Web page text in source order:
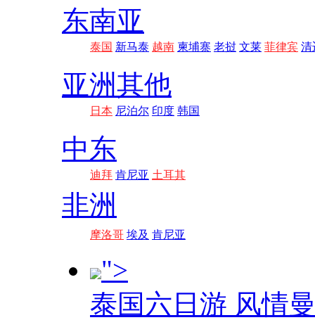
东南亚
泰国 新马泰 越南 柬埔寨 老挝 文莱 菲律宾 清
亚洲其他
日本 尼泊尔 印度 韩国
中东
迪拜 肯尼亚 土耳其
非洲
摩洛哥 埃及 肯尼亚
">
泰国六日游 风情